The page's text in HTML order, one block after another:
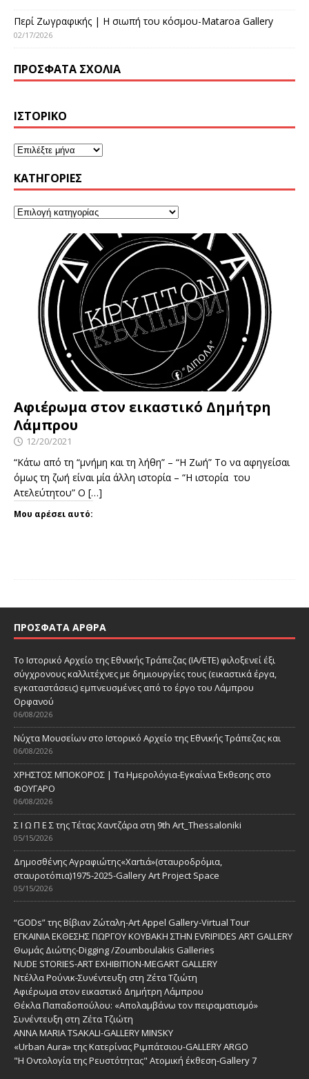
Περί Ζωγραφικής | Η σιωπή του κόσμου-Mataroa Gallery
02/17/2026
ΠΡΌΣΦΑΤΑ ΣΧΌΛΙΑ
ΙΣΤΟΡΙΚΌ
KΑΤΗΓΟΡΊΕΣ
Αφιέρωμα στον εικαστικό Δημήτρη
Λάμπρου
12/20/2021
“Κάτω από τη “μνήμη και τη λήθη” – “Η Ζωή” Το να αφηγείσαι
όμως τη ζωή είναι μία άλλη ιστορία – “Η ιστορία του
Ατελεύτητου” Ο […]
Μου αρέσει αυτό:
ΠΡΌΣΦΑΤΑ ΆΡΘΡΑ
Το Ιστορικό Αρχείο της Εθνικής Τράπεζας (ΙΑ/ΕΤΕ) φιλοξενεί έξι
σύγχρονους καλλιτέχνες με δημιουργίες τους (εικαστικά έργα,
εγκαταστάσεις) εμπνευσμένες από το έργο του Λάμπρου
Ορφανού
06/08/2026
Νύχτα Μουσείων στο Ιστορικό Αρχείο της Εθνικής Τράπεζας και
06/08/2026
ΧΡΗΣΤΟΣ ΜΠΟΚΟΡΟΣ | Τα Ημερολόγια-Εγκαίνια Έκθεσης στο
ΦΟΥΓΑΡΟ
06/08/2026
Σ Ι Ω Π Ε Σ της Τέτας Χαντζάρα στη 9th Art_Thessaloniki
05/15/2026
Δημοσθένης Αγραφιώτης«Xαrtιά»(σταυροδρόμια,
σταυροτόπια)1975-2025-Gallery Art Project Space
05/15/2026
“GODs” της Βίβιαν Ζώταλη-Art Appel Gallery-Virtual Tour
ΕΓΚΑΙΝΙΑ ΕΚΘΕΣΗΣ ΓΙΩΡΓΟΥ ΚΟΥΒΑΚΗ ΣΤΗΝ EVRIPIDES ART GALLERY
Θωμάς Διώτης-Digging /Zoumboulakis Galleries
NUDE STORIES-ΑRT EXHIBITION-MEGART GALLERY
Ντέλλα Ρούνικ-Συνέντευξη στη Ζέτα Τζιώτη
Αφιέρωμα στον εικαστικό Δημήτρη Λάμπρου
Θέκλα Παπαδοπούλου: «Απολαμβάνω τον πειραματισμό»
Συνέντευξη στη Ζέτα Τζιώτη
ANNA MARIA TSAKALI-GALLERY MINSKY
«Urban Aura» της Κατερίνας Ριμπάτσιου-GALLERY ARGO
"Η Οντολογία της Ρευστότητας" Ατομική έκθεση-Gallery 7